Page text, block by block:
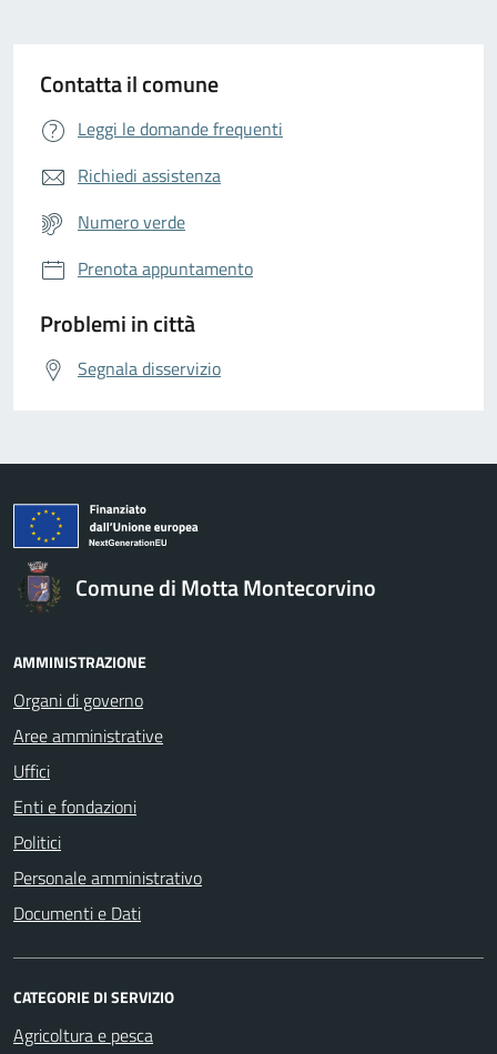
Contatta il comune
Leggi le domande frequenti
Richiedi assistenza
Numero verde
Prenota appuntamento
Problemi in città
Segnala disservizio
Comune di Motta Montecorvino
AMMINISTRAZIONE
Organi di governo
Aree amministrative
Uffici
Enti e fondazioni
Politici
Personale amministrativo
Documenti e Dati
CATEGORIE DI SERVIZIO
Agricoltura e pesca